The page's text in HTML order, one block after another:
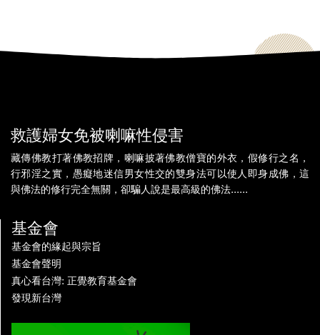
救護婦女免被喇嘛性侵害
藏傳佛教打著佛教招牌，喇嘛披著佛教僧寶的外衣，假修行之名，
行邪淫之實，愚癡地迷信男女性交的雙身法可以使人即身成佛，這
與佛法的修行完全無關，卻騙人說是最高級的佛法......
基金會
基金會的緣起與宗旨
基金會聲明
真心看台灣: 正覺教育基金會
發現新台灣